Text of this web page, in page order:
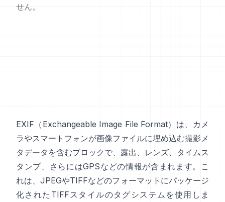
せん。
EXIF （Exchangeable Image File Format）は、カメ
ラやスマートフォンが画像ファイルに埋め込む撮影メ
タデータを含むブロックで、露出、レンズ、タイムス
タンプ、さらにはGPSなどの情報が含まれます。こ
れは、JPEGやTIFFなどのフォーマットにパッケージ
化された TIFFスタイルのタグシステムを使用しま